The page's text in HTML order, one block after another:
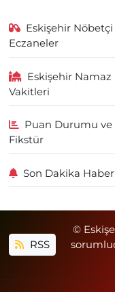
Eskişehir Nöbetçi
Eczaneler
Eskişehir Namaz
Vakitleri
Puan Durumu ve
Fikstür
Son Dakika
RSS
©